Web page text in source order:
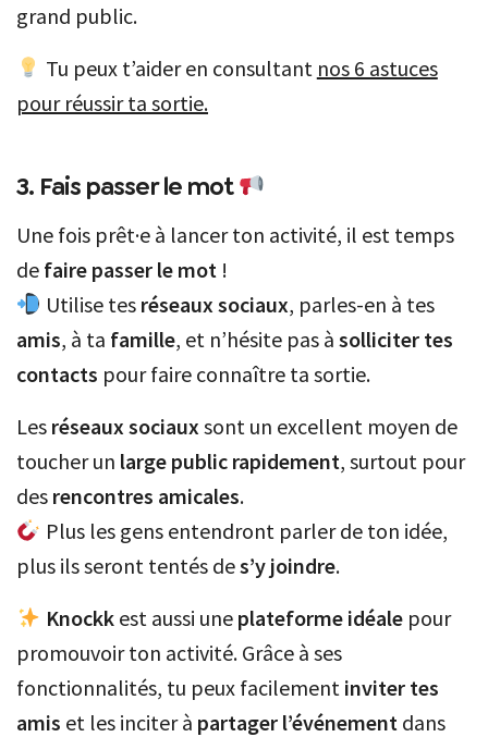
grand public.
Tu peux t’aider en consultant nos 6 astuces
pour réussir ta sortie.
3. Fais passer le mot
Une fois prêt·e à lancer ton activité, il est temps
de faire passer le mot !
Utilise tes réseaux sociaux, parles-en à tes
amis, à ta famille, et n’hésite pas à solliciter tes
contacts pour faire connaître ta sortie.
Les réseaux sociaux sont un excellent moyen de
toucher un large public rapidement, surtout pour
des rencontres amicales.
Plus les gens entendront parler de ton idée,
plus ils seront tentés des’y joindre.
Knockkest aussi une plateforme idéalepour
promouvoir ton activité. Grâce à ses
fonctionnalités, tu peux facilement inviter tes
amis et les inciter à partager l’événement dans